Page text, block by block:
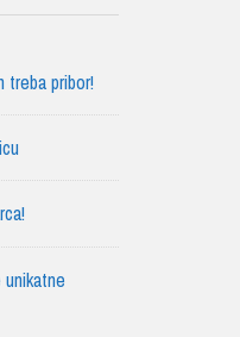
treba pribor!